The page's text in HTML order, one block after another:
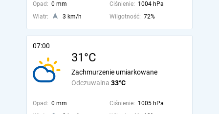
Opad: 0 mm Ciśnienie: 1004 hPa
Wiatr:
3 km/h Wilgotność: 72%
07:00
31°C
Odczuwalna 33°C
Zachmurzenie umiarkowane
Opad: 0 mm Ciśnienie: 1005 hPa